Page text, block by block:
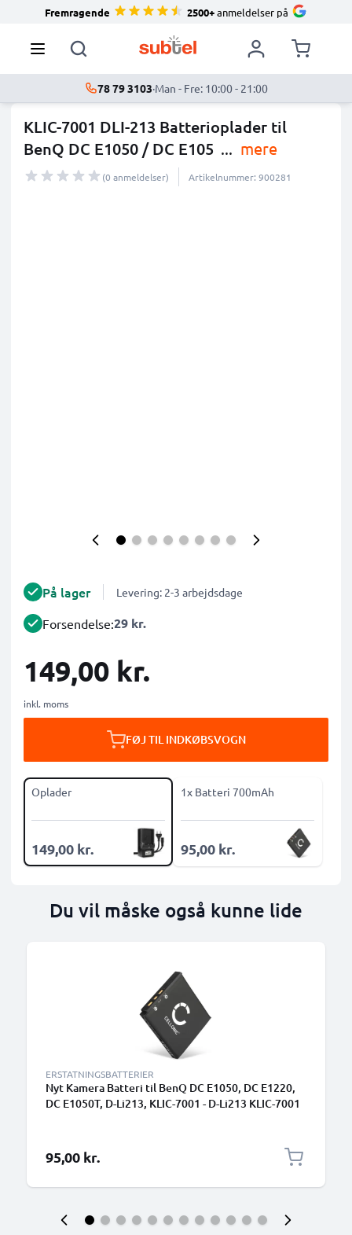
Fremragende 2500+anmeldelser på
78 79 3103·Man - Fre: 10:00 - 21:00
KLIC-7001 DLI-213 Batterioplader til
BenQ DC E1050 / DC E105 ... mere
(0 anmeldelser) Artikelnummer: 900281
På lager Levering: 2-3 arbejdsdage
Forsendelse:29 kr.
149,00 kr.
inkl. moms
FØJ TIL INDKØBSVOGN
Oplader
149,00 kr.
1x Batteri 700mAh
95,00 kr.
Du vil måske også kunne lide
ERSTATNINGSBATTERIER
Nyt Kamera Batteri til BenQ DC E1050, DC E1220,
DC E1050T, D-Li213, KLIC-7001 - D-Li213 KLIC-7001
95,00 kr.